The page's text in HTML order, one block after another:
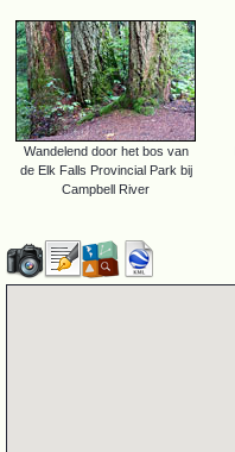
Wandelend door het bos van
de Elk Falls Provincial Park bij
Campbell River